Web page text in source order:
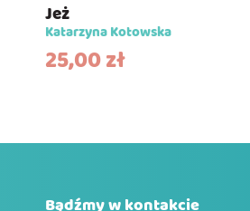
Jeż
Katarzyna Kotowska
25,00zł
Bądźmy w kontakcie